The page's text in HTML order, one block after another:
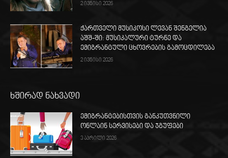
2 ივნისი 2026
ქართველი მუსიკოსი ლევან შენგელია
აშშ-ში: მუსიკალური ტურნე და
ემიგრანტული ცხოვრების გამოცდილება
2 ივნისი 2026
ხშირად ნახვადი
ემიგრანტებისთვის განკუთვნილი
ონლაინ სერვისები და ჯგუფები
3 აპრილი 2026